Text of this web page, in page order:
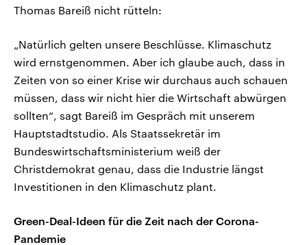
Thomas Bareiß nicht rütteln:
„Natürlich gelten unsere Beschlüsse. Klimaschutz
wird ernstgenommen. Aber ich glaube auch, dass in
Zeiten von so einer Krise wir durchaus auch schauen
müssen, dass wir nicht hier die Wirtschaft abwürgen
sollten“, sagt Bareiß im Gespräch mit unserem
Hauptstadtstudio. Als Staatssekretär im
Bundeswirtschaftsministerium weiß der
Christdemokrat genau, dass die Industrie längst
Investitionen in den Klimaschutz plant.
Green-Deal-Ideen für die Zeit nach der Corona-
Pandemie